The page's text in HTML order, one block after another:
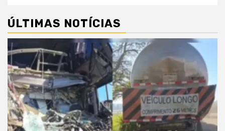
ÚLTIMAS NOTÍCIAS